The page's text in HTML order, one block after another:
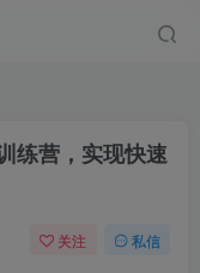
练营，实现快速
关注 私信